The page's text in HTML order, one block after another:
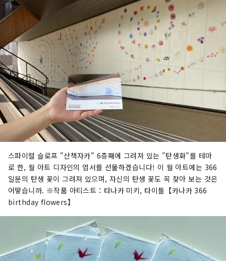
스파이럴 슬로프 "산책자카" 6층째에 그려져 있는 "탄생화"를 테마
로 한, 월 아트 디자인의 엽서를 선물하겠습니다! 이 월 아트에는 366
일분의 탄생 꽃이 그려져 있으며, 자신의 탄생 꽃도 꼭 찾아 보는 것은
어떻습니까. ※작품 아티스트：타나카 미키, 타이틀【카나카 366
birthday flowers】